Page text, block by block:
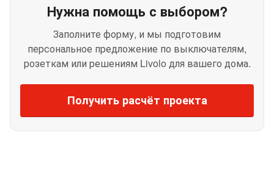
Нужна помощь с выбором?
Заполните форму, и мы подготовим
персональное предложение по выключателям,
розеткам или решениям Livolo для вашего дома.
Получить расчёт проекта